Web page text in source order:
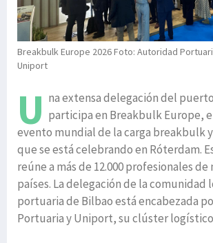
Breakbulk Europe 2026 Foto: Autoridad
Uniport
U na extensa delegación del
participa en Breakbulk Europe,
evento mundial de la carga breakbulk
que se está celebrando en Róterdam.
reúne a más de 12.000 profesionales de
países. La delegación de la comunidad
portuaria de Bilbao está encabezada
Portuaria y Uniport, su clúster